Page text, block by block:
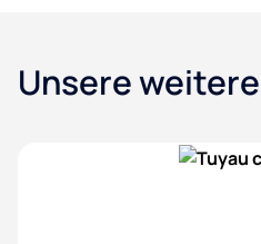
Unsere